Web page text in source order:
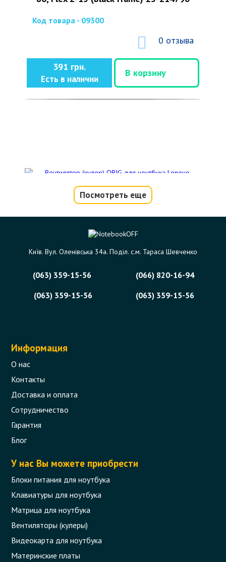
Код товара - 09300
0 отзыва
391 грн.
Есть в наличии
В корзину
Вентилятор (кулер) ORIG для ноутбука
Код товара - 09904
1 отзыва
372 грн.
Нет в наличии
Сообщить,
когда появится
Клавиатура для ноутбука Lenovo G50-
Посмотреть еще
Київ. Вул. Оленівська 34а. Поділ. с.м. Тараса Шевченко
(063) 359-15-56
(066) 820-16-94
(063) 359-15-56
(063) 359-15-56
Информация
О нас
Контакты
Доставка и оплата
Сотрудничество
Гарантия
Блог
У нас Вы можете приобрести
Блоки питания для ноутбука
Клавиатуры для ноутбука
Матрица для ноутбука
Вентиляторы (кулеры)
Видеокарта для ноутбука
Материнские платы